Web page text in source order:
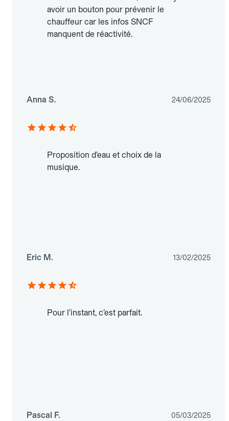
avoir un bouton pour prévenir le
chauffeur car les infos SNCF
manquent de réactivité.
Anna S. 24/06/2025
Proposition d’eau et choix de la
musique.
Eric M. 13/02/2025
Pour l’instant, c’est parfait.
Pascal F. 05/03/2025